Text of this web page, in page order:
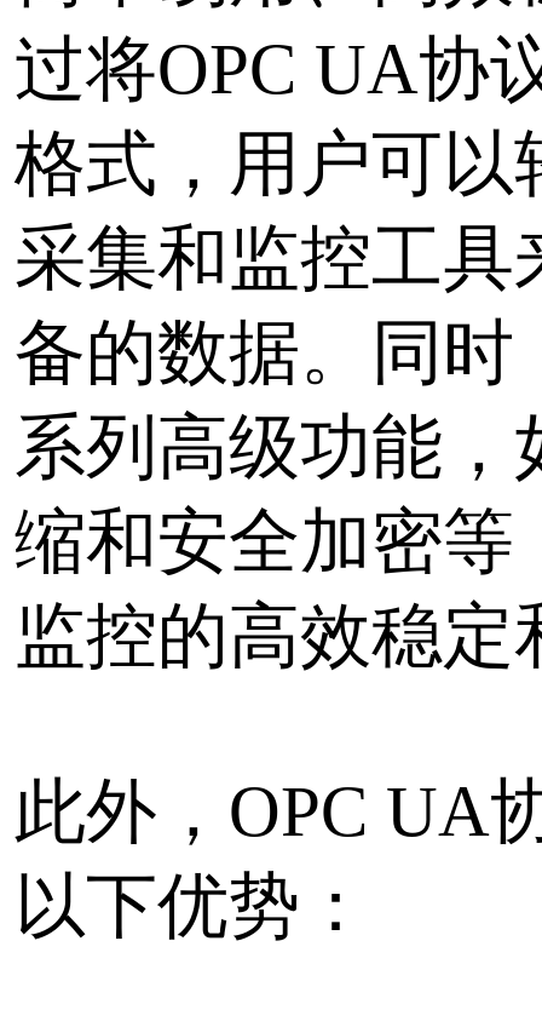
可靠性：提供了一系列
保数据采集和监控的高
可靠。
高效性：通过将OPC UA
通用的数据格式，用户
问工业自动化设备的数
易用性：用户可以轻松
据采集和监控工具来访
设备的数据。
总之，OPC UA协议转换
助企业轻松地实现数据
提高生产效率和质量，